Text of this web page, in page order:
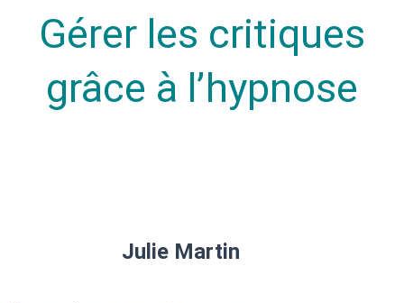
Gérer les critiques
grâce à l’hypnose
Julie Martin